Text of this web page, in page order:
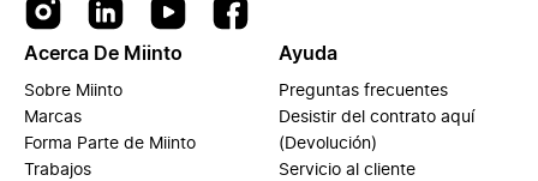
Acerca De Miinto
Sobre Miinto
Marcas
Forma Parte de Miinto
Trabajos
Ayuda
Preguntas frecuentes
Desistir del contrato aquí
(Devolución)
Servicio al cliente